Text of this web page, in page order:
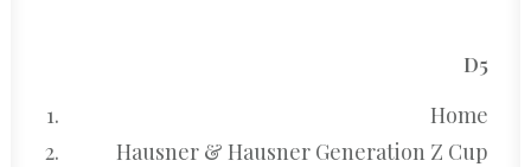
D5
Home
Hausner & Hausner Generation Z Cup